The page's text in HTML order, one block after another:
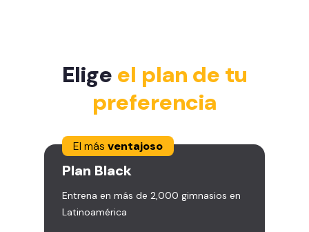
Elige el plan de tu
preferencia
El más ventajoso
Plan Black
Entrena en más de 2,000 gimnasios en
Latinoamérica